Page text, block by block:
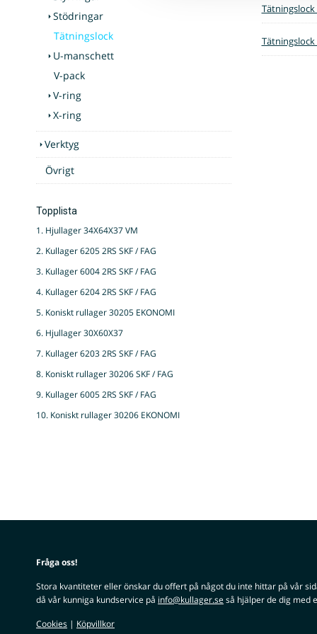
Stödringar
Tätningslock
U-manschett
V-pack
V-ring
X-ring
Verktyg
Övrigt
Topplista
1. Hjullager 34X64X37 VM
2. Kullager 6205 2RS SKF / FAG
3. Kullager 6004 2RS SKF / FAG
4. Kullager 6204 2RS SKF / FAG
5. Koniskt rullager 30205 EKONOMI
6. Hjullager 30X60X37
7. Kullager 6203 2RS SKF / FAG
8. Koniskt rullager 30206 SKF / FAG
9. Kullager 6005 2RS SKF / FAG
10. Koniskt rullager 30206 EKONOMI
Tätningslock
Tätningslock
Fråga oss!
Stora kvantiteter eller önskar du offert på något du inte hittar på vår
då vår kunniga kundservice på info@kullager.seså hjälper de dig med
Cookies | Köpvillkor